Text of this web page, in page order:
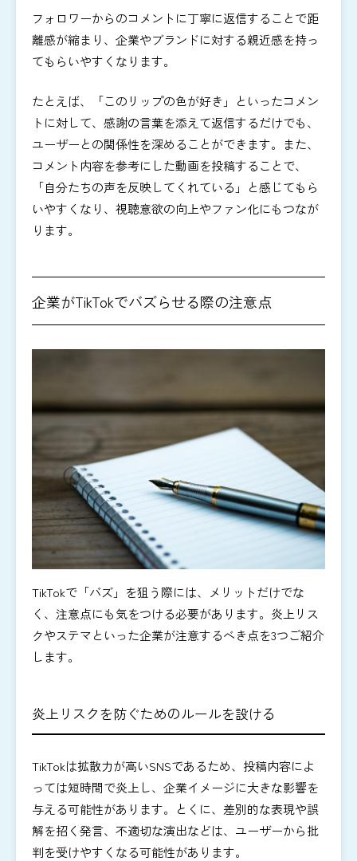
フォロワーからのコメントに丁寧に返信することで距
離感が縮まり、企業やブランドに対する親近感を持っ
てもらいやすくなります。
たとえば、「このリップの色が好き」といったコメン
トに対して、感謝の言葉を添えて返信するだけでも、
ユーザーとの関係性を深めることができます。また、
コメント内容を参考にした動画を投稿することで、
「自分たちの声を反映してくれている」と感じてもら
いやすくなり、視聴意欲の向上やファン化にもつなが
ります。
企業がTikTokでバズらせる際の注意点
TikTokで「バズ」を狙う際には、メリットだけでな
く、注意点にも気をつける必要があります。炎上リス
クやステマといった企業が注意するべき点を3つご紹介
します。
炎上リスクを防ぐためのルールを設ける
TikTokは拡散力が高いSNSであるため、投稿内容によ
っては短時間で炎上し、企業イメージに大きな影響を
与える可能性があります。とくに、差別的な表現や誤
解を招く発言、不適切な演出などは、ユーザーから批
判を受けやすくなる可能性があります。